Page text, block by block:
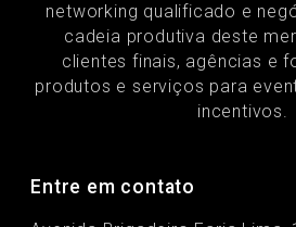
networking qualificado e
cadeia produtiva deste
clientes finais, agências e
produtos e serviços para
incentivos.
Entre em contato